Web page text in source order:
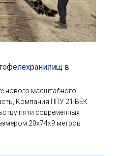
в
нового масштабного
Компания ППУ 21 ВЕК
пяти современных
20x74x9 метров